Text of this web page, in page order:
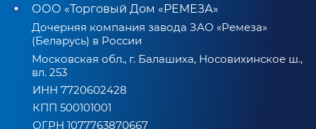
ООО «Торговый Дом «РЕМЕЗА»
Дочерняя компания завода ЗАО «Ремеза»
(Беларусь) в России
Московская обл., г. Балашиха, Носовихинское ш.,
вл. 253
ИНН 7720602428
КПП 500101001
ОГРН 1077763870667